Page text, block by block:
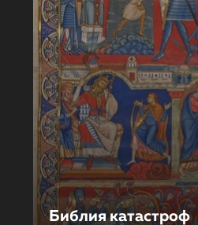
Библия катастроф